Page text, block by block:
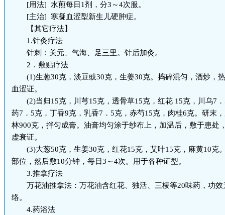
[用法] 水煎每日1剂，分3～4次服。
[主治] 寒凝血涩型新生儿硬肿症。
【其它疗法】
1.针灸疗法
针刺：关元、气海、足三里。针后加灸。
2．敷贴疗法
(1)生葱30克，淡豆豉30克，生姜30克。捣碎混匀，酒炒，
血涩证。
(2)当归15克，川芎15克，透骨草15克，红花 15克，川乌7．
药7．5克，丁香9克，乳香7．5克，赤芍15克，肉桂6克。研末
林900克，拌匀成膏。油膏均匀涂于纱布上，加温后，敷于患处
虚衰证。
(3)大葱50克，生姜30克，红花15克，艾叶15克，麻黄10克
部位，然后敷10分钟，每日3～4次。用于各种证型。
3.推拿疗法
万花油推拿法：万花油含红花、独活、三棱等20味药，功效
络。
4.药浴法